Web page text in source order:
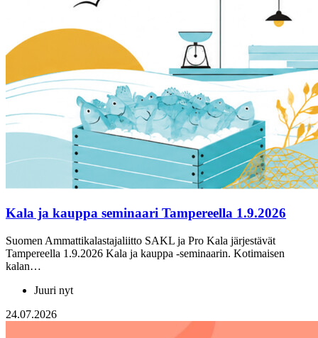
Kala ja kauppa seminaari Tampereella 1.9.2026
Suomen Ammattikalastajaliitto SAKL ja Pro Kala järjestävät
Tampereella 1.9.2026 Kala ja kauppa -seminaarin. Kotimaisen
kalan…
Juuri nyt
24.07.2026